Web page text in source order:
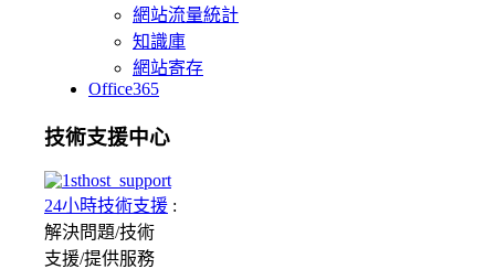
網站流量統計
知識庫
網站寄存
Office365
技術支援中心
24小時技術支援 :
解決問題/技術
支援/提供服務